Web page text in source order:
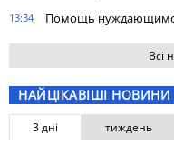
13:34 Помощь
Всі
НАЙЦІКАВІШІ НОВИНИ
3 дні тиждень